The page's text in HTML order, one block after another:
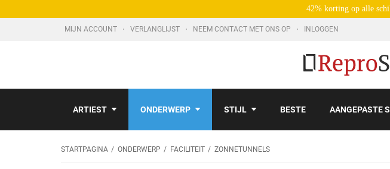
42% korting op alle
MIJN ACCOUNT VERLANGLIJST NEEM CONTACT MET ONS OP INLOGGEN
ARTIEST ONDERWERP STIJL BESTE AANGEPASTE
STARTPAGINA ONDERWERP FACILITEIT ZONNETUNNELS